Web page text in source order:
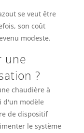
se veut être
son coût
modeste.
une
?
chaudière à
d'un modèle
de dispositif
le système